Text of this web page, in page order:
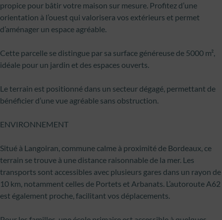
propice pour bâtir votre maison sur mesure. Profitez d’une
orientation à l’ouest qui valorisera vos extérieurs et permet
d’aménager un espace agréable.
Cette parcelle se distingue par sa surface généreuse de 5000 m²,
idéale pour un jardin et des espaces ouverts.
Le terrain est positionné dans un secteur dégagé, permettant de
bénéficier d’une vue agréable sans obstruction.
ENVIRONNEMENT
Situé à Langoiran, commune calme à proximité de Bordeaux, ce
terrain se trouve à une distance raisonnable de la mer. Les
transports sont accessibles avec plusieurs gares dans un rayon de
10 km, notamment celles de Portets et Arbanats. L’autoroute A62
est également proche, facilitant vos déplacements.